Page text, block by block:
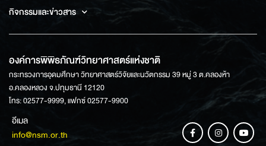
กิจกรรมและข่าวสาร
องค์การพิพิธภัณฑ์วิทยาศาสตร์แห่งชาติ
กระทรวงการอุดมศึกษา วิทยาศาสตร์วิจัยและนวัตกรรม 39 หมู่ 3 ต.คลองห้า
อ.คลองหลวง จ.ปทุมธานี 12120
โทร: 02577-9999, แฟกซ์ 02577-9900
อีเมล
info@nsm.or.th